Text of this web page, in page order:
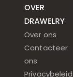
OVER
DRAWELRY
Over ons
Contacteer
ons
Privacybeleid